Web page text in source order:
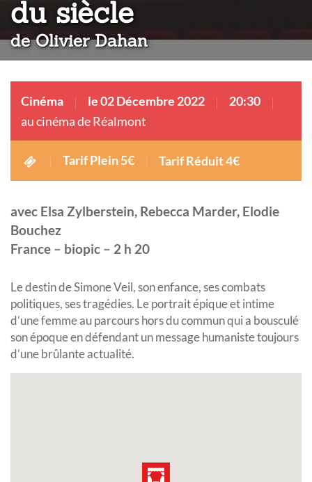
du siècle:
de Olivier Dahan
Cinéma le 02 Décembre 2022
20:30
au cinéma de Réalmont
Tarif Plein 5€ Tarif Réduit 4€
avec Elsa Zylberstein, Rebecca Marder, Elodie
Bouchez
France – biopic – 2 h 20
Le destin de Simone Veil, son enfance, ses combats
politiques, ses tragédies. Le portrait épique et intime
d’une femme au parcours hors du commun qui a bousculé
son époque en défendant un message humaniste toujours
d’une brûlante actualité.